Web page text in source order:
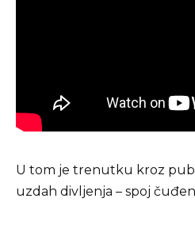
U tom je trenutku kroz
uzdah divljenja – spoj